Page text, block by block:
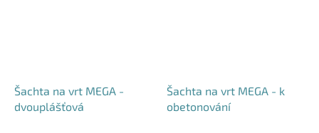
Šachta na vrt MEGA -
dvouplášťová
Šachta na vrt MEGA - k
obetonování